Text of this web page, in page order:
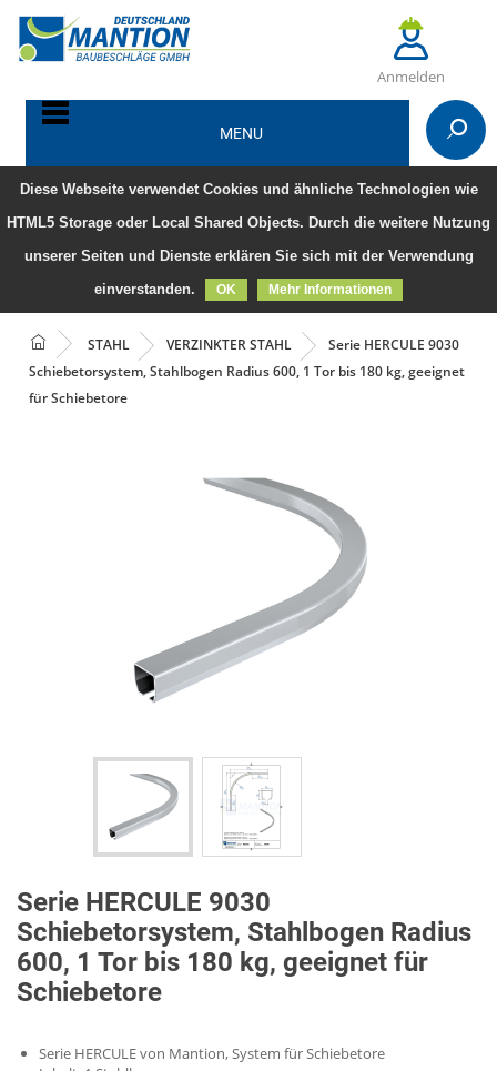
Diese Webseite verwendet Cookies und ähnliche Technologien wie
HTML5 Storage oder Local Shared Objects. Durch die weitere Nutzung
unserer Seiten und Dienste erklären Sie sich mit der Verwendung
einverstanden.
OK Mehr Informationen
Anmelden
MENU
STAHL VERZINKTER STAHL
Serie HERCULE 9030
Schiebetorsystem, Stahlbogen Radius 600, 1 Tor bis 180 kg, geeignet
für Schiebetore
Serie HERCULE 9030
Schiebetorsystem, Stahlbogen Radius
600, 1 Tor bis 180 kg, geeignet für
Schiebetore
Serie HERCULE von Mantion, System für Schiebetore